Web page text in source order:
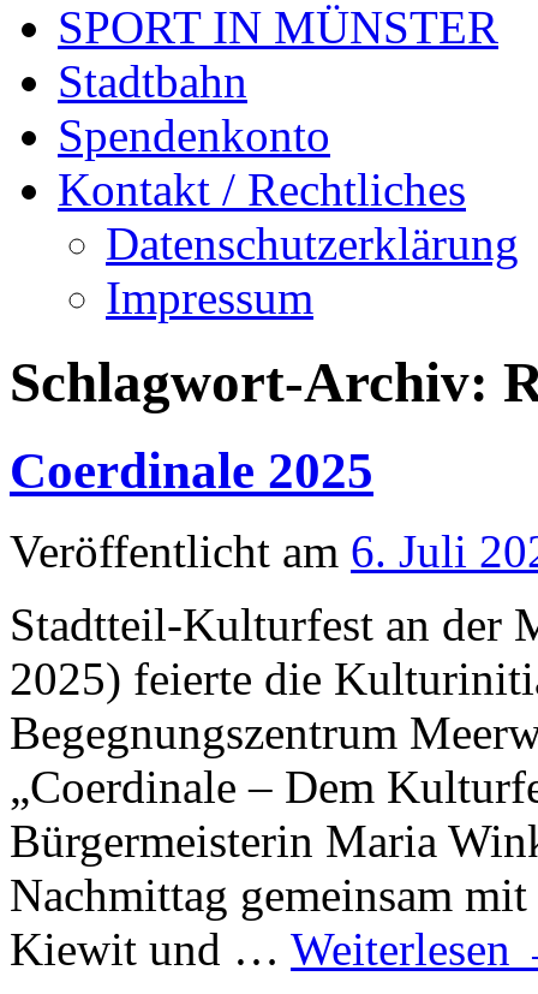
SPORT IN MÜNSTER
Stadtbahn
Spendenkonto
Kontakt / Rechtliches
Datenschutzerklärung
Impressum
Schlagwort-Archiv:
Coerdinale 2025
Veröffentlicht am 6. Juli
Stadtteil-Kulturfest an der
2025) feierte die
Begegnungszentrum
„Coerdinale – Dem
Bürgermeisterin Maria
Nachmittag gemeinsam
Kiewit und … Weiterlesen